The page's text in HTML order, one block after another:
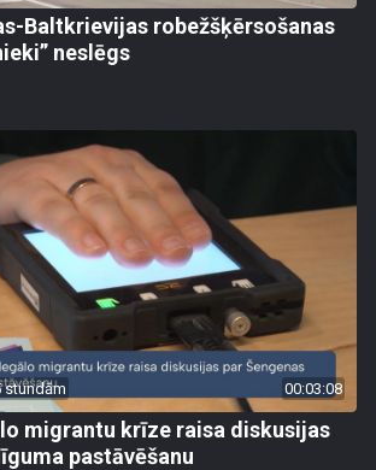
Baltkrievijas robežšķērsošanas
neslēgs
stundām 00:03:08
migrantu krīze raisa diskusijas
pastāvēšanu